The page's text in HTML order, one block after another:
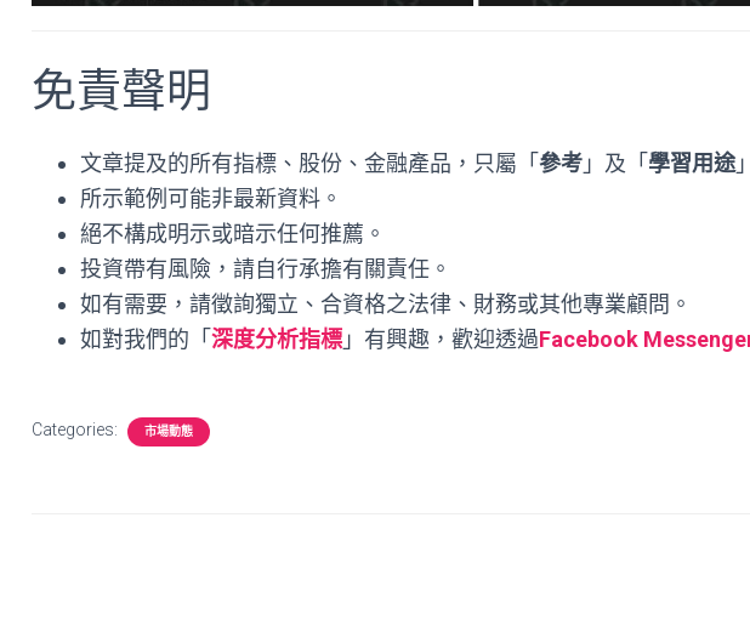
免責聲明
文章提及的所有指標、股份、金融產品，只屬「參考 」及「學習用途
所示範例可能非最新資料。
絕不構成明示或暗示任何推薦。
投資帶有風險，請自行承擔有關責任。
如有需要，請徵詢獨立、合資格之法律、財務或其他專業顧問。
如對我們的「深度分析指標 」有興趣，歡迎透過Facebook
Categories: 市場動態